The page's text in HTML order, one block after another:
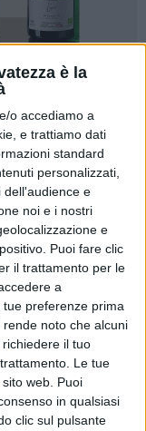
è la
o accediamo a
e trattiamo dati
standard
personalizzati,
dell'audience e
noi e i nostri
e
Puoi fare clic
il trattamento per le
a
preferenze prima
rende noto che alcuni
il tuo
Le tue
web. Puoi
in qualsiasi
clic sul pulsante
Lo Basso nel
condotto da
il via lo scorso
al venerdì alle
Eugenio Boer, e
dovranno
al giudice Andrea
e curioso,
chef guideranno
l'uso di un
poter intervenire al